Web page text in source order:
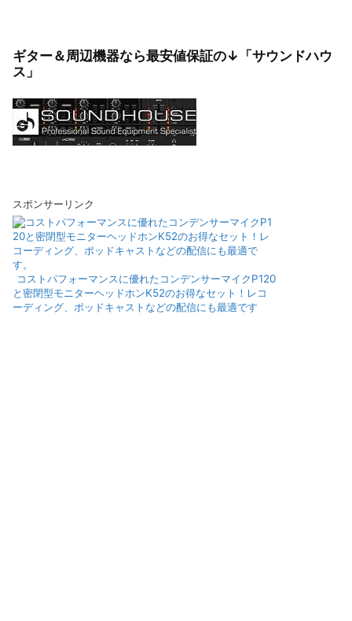
ギター＆周辺機器なら最安値保証の↓「サウンドハウ
ス」
スポンサーリンク
コストパフォーマンスに優れたコンデンサーマイクP120
と密閉型モニターヘッドホンK52のお得なセット！レコ
ーディング、ポッドキャストなどの配信にも最適です